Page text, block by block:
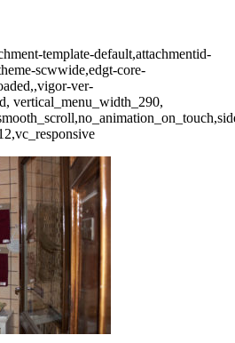
template-default,attachmentid-
scwwide,edgt-core-
ver-
vertical_menu_width_290,